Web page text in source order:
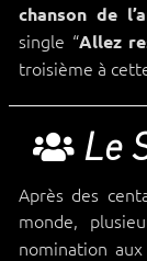
chanson de
single “Allez
troisième à
Le
Après des
monde,
nomination